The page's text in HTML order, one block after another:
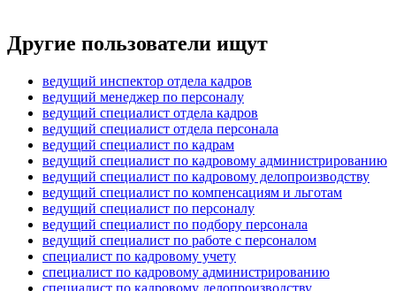
Другие пользователи ищут
ведущий инспектор отдела кадров
ведущий менеджер по персоналу
ведущий специалист отдела кадров
ведущий специалист отдела персонала
ведущий специалист по кадрам
ведущий специалист по кадровому администрированию
ведущий специалист по кадровому делопроизводству
ведущий специалист по компенсациям и льготам
ведущий специалист по персоналу
ведущий специалист по подбору персонала
ведущий специалист по работе с персоналом
специалист по кадровому учету
специалист по кадровому администрированию
специалист по кадровому делопроизводству